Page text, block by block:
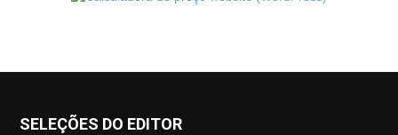
SELEÇÕES DO EDITOR